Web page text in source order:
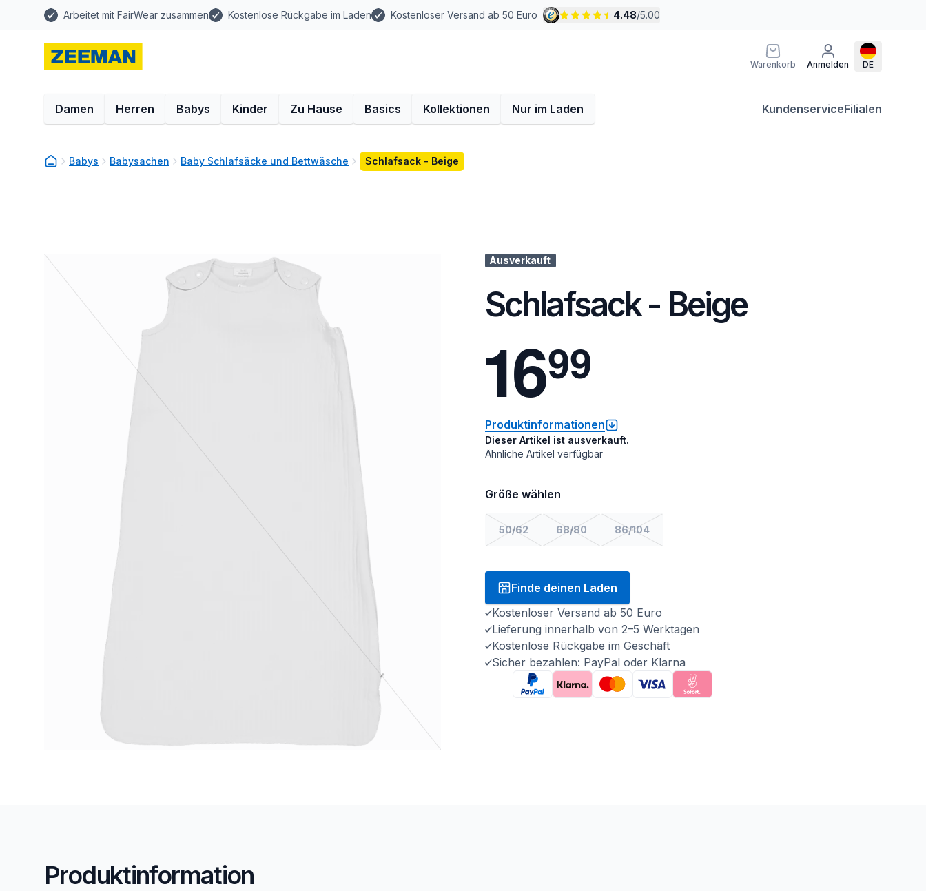
Arbeitet mit FairWear zusammen Kostenlose Rückgabe im Laden Kostenloser Versand ab 50 Euro 4.48/5.00
Warenkorb Anmelden DE
Damen Herren Babys Kinder Zu Hause Basics Kollektionen Nur im Laden KundenserviceFilialen
Babys Babysachen Baby Schlafsäcke und Bettwäsche Schlafsack - Beige
Ausverkauft
Schlafsack - Beige
1699
Produktinformationen
Dieser Artikel ist ausverkauft.
Ähnliche Artikel verfügbar
Größe wählen
50/62 68/80 86/104
Finde deinen Laden
Kostenloser Versand ab 50 Euro
Lieferung innerhalb von 2–5 Werktagen
Kostenlose Rückgabe im Geschäft
Sicher bezahlen: PayPal oder Klarna
Produktinformation